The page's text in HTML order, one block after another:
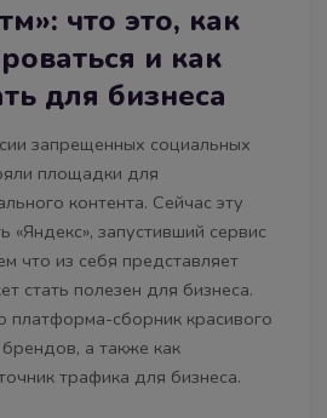
что это, как
и как
для бизнеса
запрещенных социальных
площадки для
контента. Сейчас эту
«Яндекс», запустивший сервис
что из себя представляет
стать полезен для бизнеса.
платформа-сборник красивого
а также как
трафика для бизнеса.